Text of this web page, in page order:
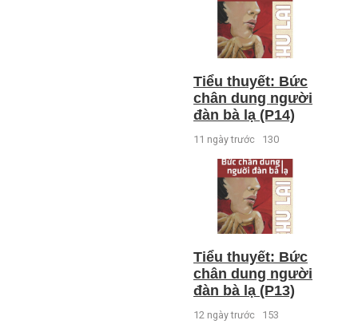
Tiểu thuyết: Bức
chân dung người
đàn bà lạ (P14)
11 ngày trước 130
Tiểu thuyết: Bức
chân dung người
đàn bà lạ (P13)
12 ngày trước 153